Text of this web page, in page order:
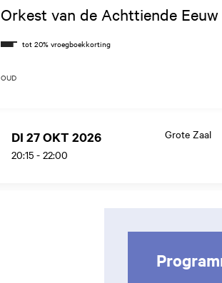
Orkest van de Achttiende
OUD
DI 27 OKT 2026
20:15 - 22:00
Grote Zaal